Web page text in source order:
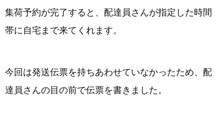
集荷予約が完了すると、配達員さんが指定した時間
帯に自宅まで来てくれます。
今回は発送伝票を持ちあわせていなかったため、配
達員さんの目の前で伝票を書きました。